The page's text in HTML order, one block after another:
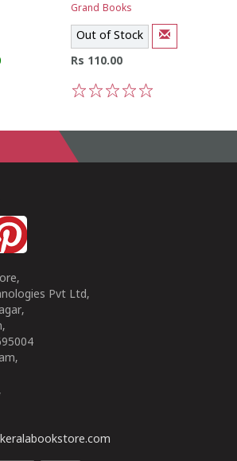
Grand Books
Out of Stock
Rs 110.00
Pvt Ltd,